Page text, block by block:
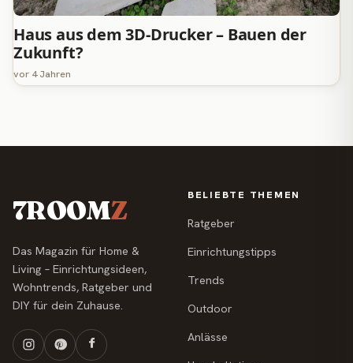
Haus aus dem 3D-Drucker – Bauen der
Zukunft?
vor 4 Jahren
7ROOMZ
Das Magazin für Home &
Living – Einrichtungsideen,
Wohntrends, Ratgeber und
DIY für dein Zuhause.
BELIEBTE THEMEN
Ratgeber
Einrichtungstipps
Trends
Outdoor
Anlässe